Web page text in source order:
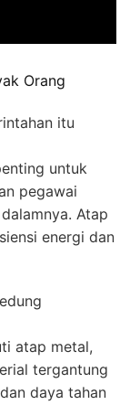
Orang
itu
untuk
pegawai
Atap
energi dan
atap metal,
tergantung
daya tahan